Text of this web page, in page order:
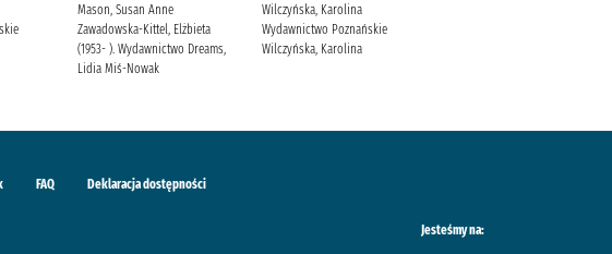
Mason, Susan Anne
Zawadowska-Kittel, Elżbieta
(1953- ). Wydawnictwo Dreams,
Lidia Miś-Nowak
Wilczyńska, Karolina
Wydawnictwo Poznańskie
Wilczyńska, Karolina
FAQ Deklaracja dostępności
Jesteśmy na: